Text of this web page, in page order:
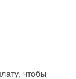
чтобы